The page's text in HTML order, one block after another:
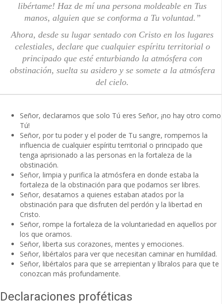
libértame! Haz de mí una persona moldeable en Tus
manos, alguien que se conforma a Tu voluntad.”
Ahora, desde su lugar sentado con Cristo en los lugares
celestiales, declare que cualquier espíritu territorial o
principado que esté enturbiando la atmósfera con
obstinación, suelta su asidero y se somete a la atmósfera
del cielo.
Señor, declaramos que solo Tú eres Señor, ¡no hay otro como
Tú!
Señor, por tu poder y el poder de Tu sangre, rompemos la
influencia de cualquier espíritu territorial o principado que
tenga aprisionado a las personas en la fortaleza de la
obstinación.
Señor, limpia y purifica la atmósfera en donde estaba la
fortaleza de la obstinación para que podamos ser libres.
Señor, desatamos a quienes estaban atados por la
obstinación para que disfruten del perdón y la libertad en
Cristo.
Señor, rompe la fortaleza de la voluntariedad en aquellos por
los que oramos.
Señor, liberta sus corazones, mentes y emociones.
Señor, libértalos para ver que necesitan caminar en humildad.
Señor, libértalos para que se arrepientan y líbralos para que te
conozcan más profundamente.
Declaraciones proféticas